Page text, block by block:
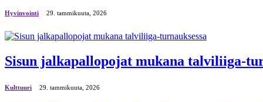
Hyvinvointi 29. tammikuuta, 2026
Sisun jalkapallopojat mukana talviliiga-
Kulttuuri 29. tammikuuta, 2026